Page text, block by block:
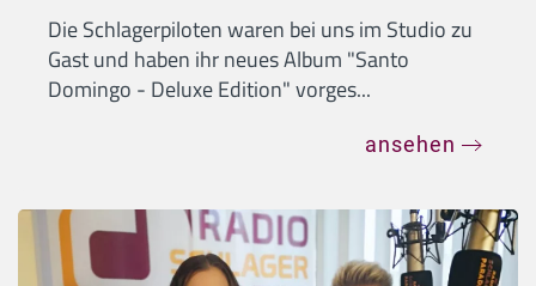
Die Schlagerpiloten waren bei uns im Studio zu
Gast und haben ihr neues Album "Santo
Domingo - Deluxe Edition" vorges...
ansehen